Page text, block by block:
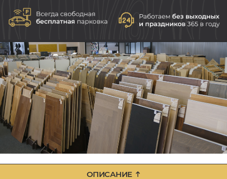
ОПИСАНИЕ